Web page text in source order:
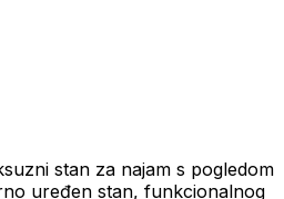
stan za najam s pogledom
uređen stan, funkcionalnog